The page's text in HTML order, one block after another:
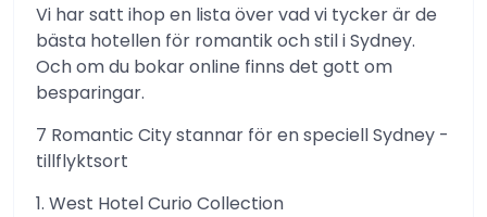
Vi har satt ihop en lista över vad vi tycker är de
bästa hotellen för romantik och stil i Sydney.
Och om du bokar online finns det gott om
besparingar.
7 Romantic City stannar för en speciell Sydney -
tillflyktsort
1. West Hotel Curio Collection